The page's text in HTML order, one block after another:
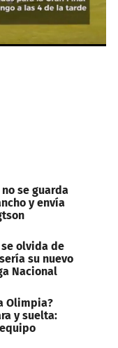
se guarda
y envía
olvida de
su nuevo
Nacional
Olimpia?
y suelta: